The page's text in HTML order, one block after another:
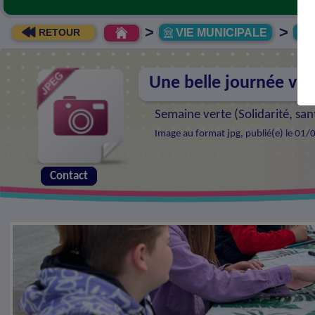
RETOUR > VIE MUNICIPALE >
Une belle journée
Semaine verte (Solidarité,
Image au format jpg, publié(e) le
Contact